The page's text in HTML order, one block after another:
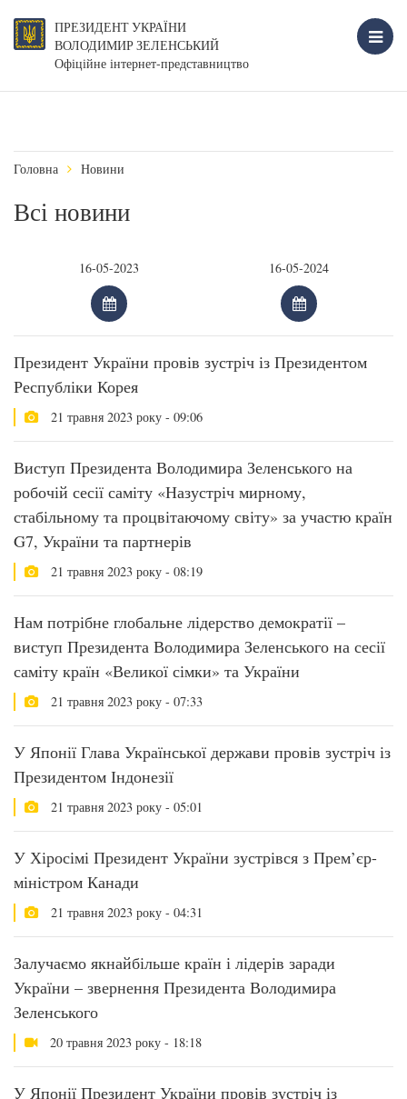
ПРЕЗИДЕНТ УКРАЇНИ
ВОЛОДИМИР ЗЕЛЕНСЬКИЙ
Офіційне інтернет-представництво
Головна Новини
Всі новини
Президент України провів зустріч із Президентом
Республіки Корея
21 травня 2023 року - 09:06
Виступ Президента Володимира Зеленського на
робочій сесії саміту «Назустріч мирному,
стабільному та процвітаючому світу» за участю країн
G7, України та партнерів
21 травня 2023 року - 08:19
Нам потрібне глобальне лідерство демократії –
виступ Президента Володимира Зеленського на сесії
саміту країн «Великої сімки» та України
21 травня 2023 року - 07:33
У Японії Глава Української держави провів зустріч із
Президентом Індонезії
21 травня 2023 року - 05:01
У Хіросімі Президент України зустрівся з Прем’єр-
міністром Канади
21 травня 2023 року - 04:31
Залучаємо якнайбільше країн і лідерів заради
України – звернення Президента Володимира
Зеленського
20 травня 2023 року - 18:18
У Японії Президент України провів зустріч із